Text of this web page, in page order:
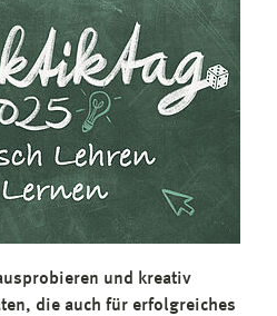
und kreativ
die auch für erfolgreiches